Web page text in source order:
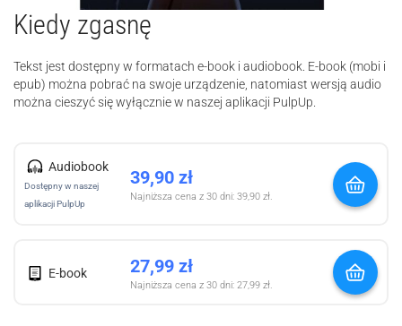
Kiedy zgasnę
Tekst jest dostępny w formatach e-book i audiobook. E-book (mobi i
epub) można pobrać na swoje urządzenie, natomiast wersją audio
można cieszyć się wyłącznie w naszej aplikacji PulpUp.
Audiobook
Dostępny w naszej
aplikacji PulpUp
39,90 zł
Najniższa cena z 30 dni: 39,90 zł.
E-book 27,99 zł
Najniższa cena z 30 dni: 27,99 zł.